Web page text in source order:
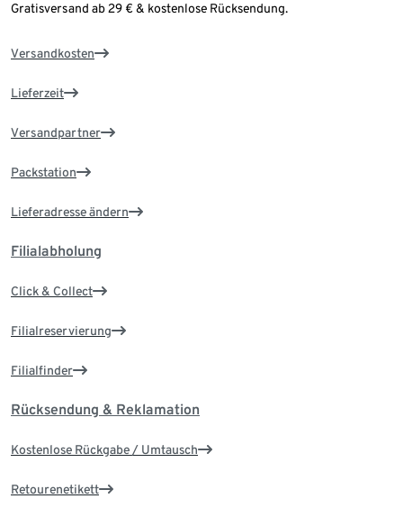
Gratisversand ab 29 € & kostenlose Rücksendung.
Versandkosten
Lieferzeit
Versandpartner
Packstation
Lieferadresse ändern
Filialabholung
Click & Collect
Filialreservierung
Filialfinder
Rücksendung & Reklamation
Kostenlose Rückgabe / Umtausch
Retourenetikett